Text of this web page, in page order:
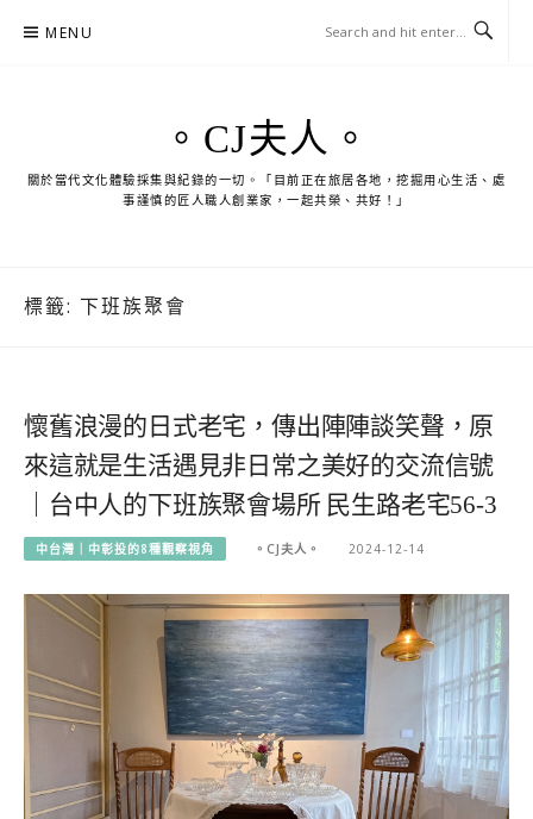
MENU
。CJ夫人。
關於當代文化體驗採集與紀錄的一切。「目前正在旅居各地，挖掘用心生活、處
事謹慎的匠人職人創業家，一起共榮、共好！」
標籤: 下班族聚會
懷舊浪漫的日式老宅，傳出陣陣談笑聲，原
來這就是生活遇見非日常之美好的交流信號
｜台中人的下班族聚會場所 民生路老宅56-3
中台灣｜中彰投的8種觀察視角 。CJ夫人。 2024-12-14